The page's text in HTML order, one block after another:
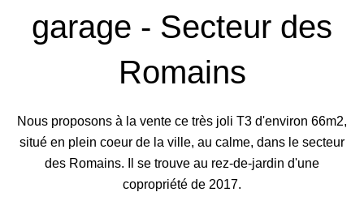
garage - Secteur des
Romains
Nous proposons à la vente ce très joli T3 d'environ 66m2,
situé en plein coeur de la ville, au calme, dans le secteur
des Romains. Il se trouve au rez-de-jardin d'une
copropriété de 2017.